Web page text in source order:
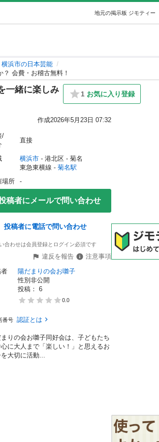
地元の掲示板 ジモティー
横浜市の日本芸能
会費・お稽古無料！
一緒に楽しみ
1 お気に入り登録
作成2026年5月23日 07:32
/
直接
横浜市 - 港北区 - 菊名
東急東横線 - 菊名駅
場所
-
稿者にメールで問い合わせ
投稿者に電話で問い合わせ
合わせは会員登録とログイン必須です
違反を報告
注意事項
陽だまりの会お囃子
性別非公開
投稿： 6
0.0
番号 認証とは
まりの会お囃子同好会は、子どもたち
心に大人まで「楽しい！」と思えるお
大切に活動...